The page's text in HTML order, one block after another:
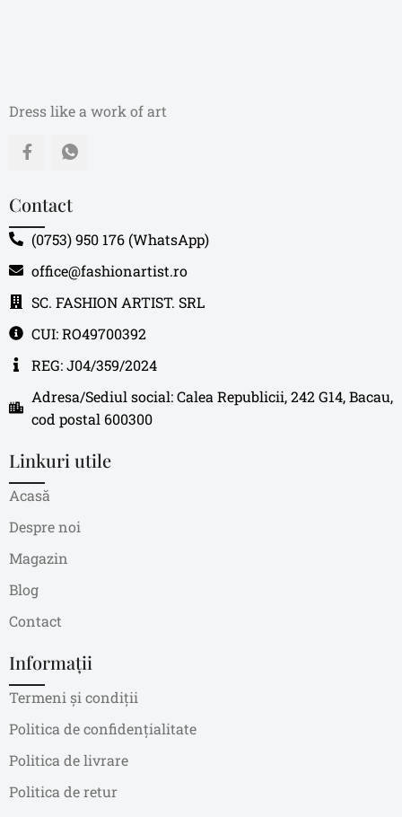
Dress like a work of art
Contact
(0753) 950 176 (WhatsApp)
office@fashionartist.ro
SC. FASHION ARTIST. SRL
CUI: RO49700392
REG: J04/359/2024
Adresa/Sediul social: Calea Republicii, 242 G14, Bacau,
cod postal 600300
Linkuri utile
Acasă
Despre noi
Magazin
Blog
Contact
Informații
Termeni și condiții
Politica de confidențialitate
Politica de livrare
Politica de retur